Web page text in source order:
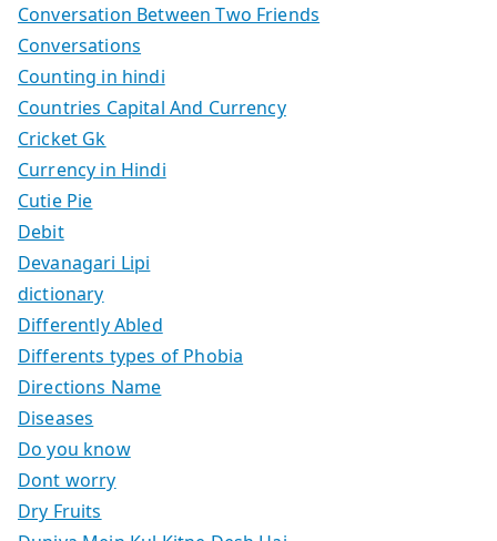
Conversation Between Two Friends
Conversations
Counting in hindi
Countries Capital And Currency
Cricket Gk
Currency in Hindi
Cutie Pie
Debit
Devanagari Lipi
dictionary
Differently Abled
Differents types of Phobia
Directions Name
Diseases
Do you know
Dont worry
Dry Fruits